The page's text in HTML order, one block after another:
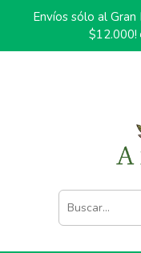
Envíos sólo al
$12.000!